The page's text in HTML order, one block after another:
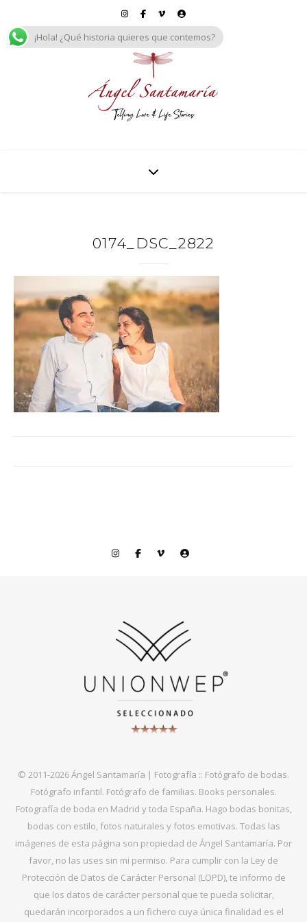
0174_DSC_2822
© 2011-2026 Ángel Santamaría | Fotografía :: Fotógrafo de bodas.
Fotógrafo infantil. Fotógrafo de familias. Books personales.
Fotografía de boda en Madrid y toda España. Hago bodas bonitas,
bodas con estilo, fotos naturales y fotos emotivas. Todas las
imágenes de esta página son propiedad de Ángel Santamaría. Por
favor, no las uses sin mi permiso. Para cumplir con la Ley de
Protección de Datos de Carácter Personal (LOPD), te informo de
que los datos de carácter personal que te pueda solicitar,
quedarán incorporados a un fichero cuya única finalidad es el
¡Hola! ¿Qué historia quieres que contemos?